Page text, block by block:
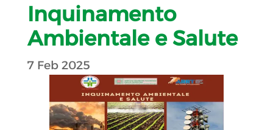
Inquinamento
Ambientale e Salute
7 Feb 2025